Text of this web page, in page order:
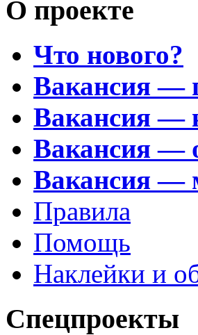
О проекте
Что нового?
Вакансия —
Вакансия —
Вакансия —
Вакансия —
Правила
Помощь
Наклейки и
Спецпроекты